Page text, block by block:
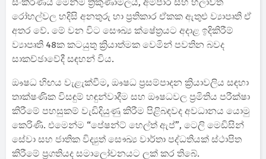
සංකීර්ණය මෙන්ම ත්‍රිකුණාමලය, අම්පාර සහ හලාවත
රෝහල්වල හදිසි අනතුරු හා ප්‍රතිකාර ඒකක ඇතුළු ව්‍යාපෘති ඒ
අතර වේ. මේ වන විට සෞඛ්‍ය ක්ෂේත්‍රයට අදාළ ඉදිකිරීම්
ව්‍යාපෘති 48ක කටයුතු ක්‍රියාත්මක වෙමින් පවතින බවද
සාකච්ඡාවේදී සඳහන් විය.
ඖෂධ හිඟය වැළැක්වීම, ඖෂධ ප්‍රසම්පාදන ක්‍රියාවලිය සඳහා
තාක්ෂණික විසඳුම් හඳුන්වාදීම සහ ඖෂධවල ප්‍රමිතිය පරීක්ෂා
කිරීමේ පහසුකම් වැඩිදියුණු කිරීම පිළිබඳවද අවධානය යොමු
කෙරිණි. එමෙන්ම “පේෂන්ට් හෙල්ත් ඇප්”, ටෙලි මෙඩිසින්
සේවා සහ ජාතික විද්‍යුත් සෞඛ්‍ය වාර්තා පද්ධතියක් ස්ථාපිත
කිරීමේ ප්‍රගතියද සමාලෝචනයට ලක් කර තිබේ.